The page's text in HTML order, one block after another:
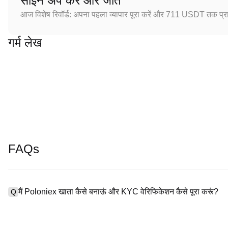
आज विशेष रिवॉर्ड: अपना पहला व्यापार पूरा करें और 711 USDT तक
गर्म लेख
FAQs
Q मैं Poloniex खाता कैसे बनाऊं और KYC वेरिफिकेशन कैसे पूरा करूं?